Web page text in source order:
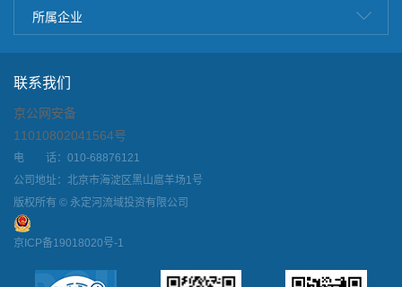
所属企业
联系我们
京公网安备
11010802041564号
电 话：010-68876121
公司地址：北京市海淀区黑山扈羊场1号
版权所有 © 永定河流域投资有限公司
京ICP备19018020号-1